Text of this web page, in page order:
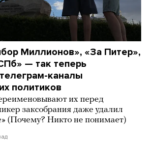
Миллионов», «За Питер»,
— так теперь
каналы
политиков
их перед
заксобрания даже удалил
(Почему? Никто не понимает)